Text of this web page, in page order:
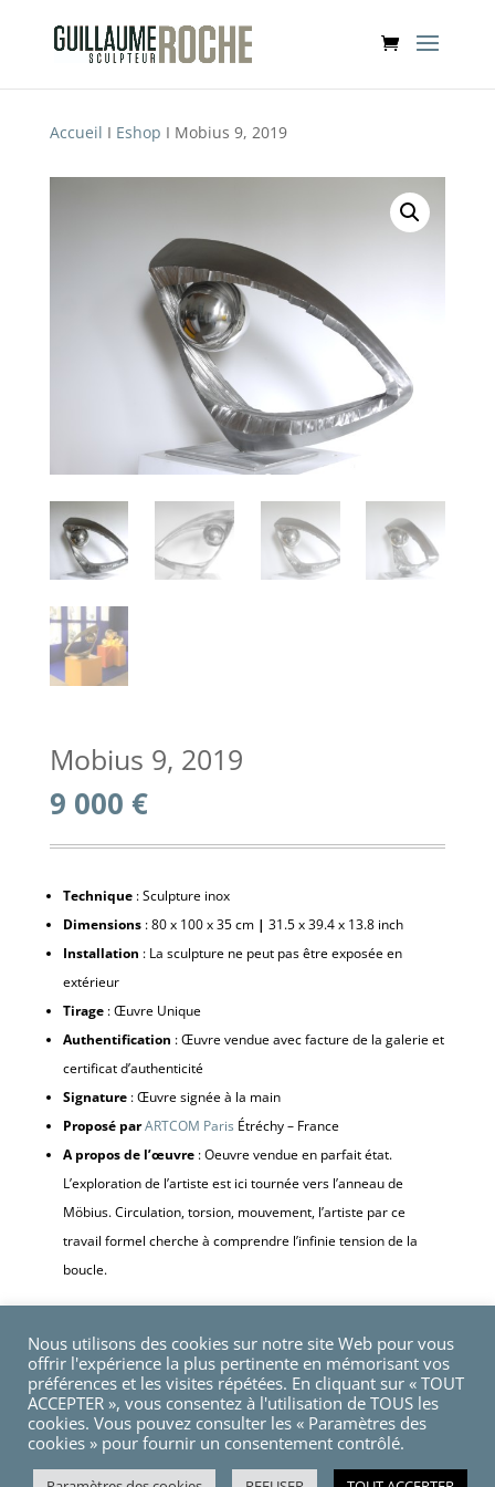
Accueil I Eshop I Mobius 9, 2019
Mobius 9, 2019
9 000 €
Technique: Sculpture inox
Dimensions: 80 x 100 x 35 cm| 31.5 x 39.4 x 13.8 inch
Installation : La sculpture ne peut pas être exposée en
extérieur
Tirage: Œuvre Unique
Authentification : Œuvre vendue avec facture de la galerie et
certificat d’authenticité
Signature: Œuvre signée à la main
Proposé parARTCOM Paris Étréchy – France
A propos de l’œuvre: Oeuvre vendue en parfait état.
L’exploration de l’artiste est ici tournée vers l’anneau de
Möbius. Circulation, torsion, mouvement, l’artiste par ce
travail formel cherche à comprendre l’infinie tension de la
boucle.
quantité
de
Mobius
9,
2019
Ajouter au panier
Nous utilisons des cookies sur notre site Web pour vous
offrir l'expérience la plus pertinente en mémorisant vos
préférences et les visites répétées. En cliquant sur « TOUT
ACCEPTER », vous consentez à l'utilisation de TOUS les
cookies. Vous pouvez consulter les « Paramètres des
cookies » pour fournir un consentement contrôlé.